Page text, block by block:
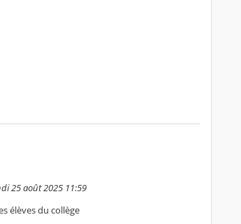
25 août 2025 11:59
élèves du collège